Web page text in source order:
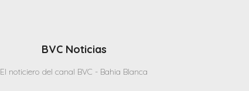
BVC Noticias
El noticiero del canal BVC - Bahia Blanca